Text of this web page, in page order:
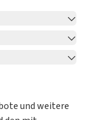
und weitere